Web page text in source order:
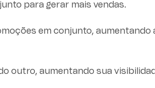
para gerar mais vendas.
em conjunto, aumentando
outro, aumentando sua